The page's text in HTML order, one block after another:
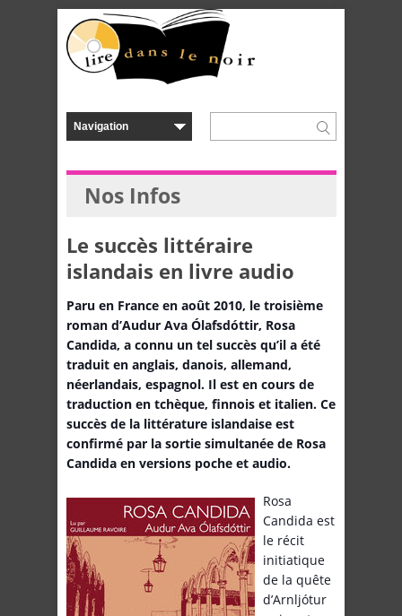
Nos Infos
Le succès littéraire
islandais en livre audio
Paru en France en août 2010, le troisième
roman d’Audur Ava Ólafsdóttir, Rosa
Candida, a connu un tel succès qu’il a été
traduit en anglais, danois, allemand,
néerlandais, espagnol. Il est en cours de
traduction en tchèque, finnois et italien. Ce
succès de la littérature islandaise est
confirmé par la sortie simultanée de Rosa
Candida en versions poche et audio.
Rosa
Candida est
le récit
initiatique
de la quête
d’Arnljótur